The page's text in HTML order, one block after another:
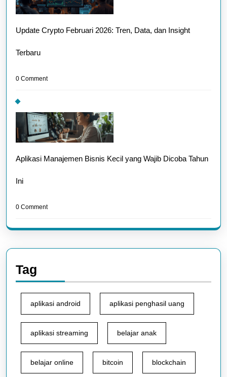
Update Crypto Februari 2026: Tren, Data, dan Insight
Terbaru
0 Comment
Aplikasi Manajemen Bisnis Kecil yang Wajib Dicoba Tahun
Ini
0 Comment
Tag
aplikasi android aplikasi penghasil uang
aplikasi streaming belajar anak
belajar online bitcoin blockchain